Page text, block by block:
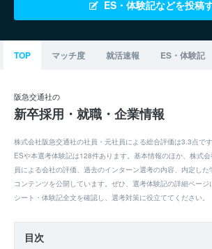
ES・体験記などを投稿
TOP マッチ度 就活速報 ES・体験記
阪急交通社の
新卒採用・就職・企業情報
株式会社阪急交通社の社員・元社員による総合評価は3.3点で
ESや本選考体験記は128件あります。基本情報のほか、株式
員による会社の評価、過去のインターン選考の内容、内定し
コンテンツを公開しています。ぜひ、選考体験記の詳細ペー
シート・体験記全文を確認し、選考対策に役立ててください。
目次